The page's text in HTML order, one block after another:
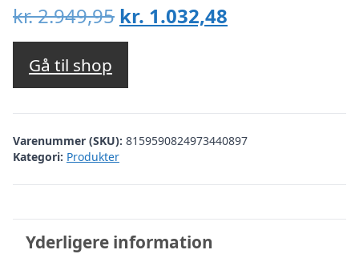
kr.2.949,95 Den
oprindelige
var:
kr. 2.949,95.
kr. 1.032,48
kr. 1.032,48.
Gå til shop
Varenummer (SKU): 8159590824973440897
Kategori: Produkter
Yderligere information